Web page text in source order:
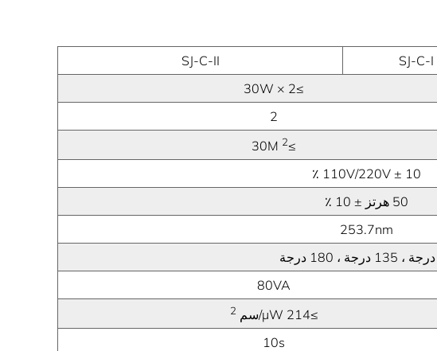
SJ-C-I
SJ-C-II
≥30W × 2
2
≥30M
2
110V/220V ± 10 ٪
50 هرتز ± 10 ٪
253.7nm
80VA
≥214 μW/سم 2
10s